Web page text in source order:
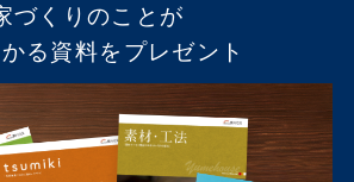
づくりのことが
る資料をプレゼント